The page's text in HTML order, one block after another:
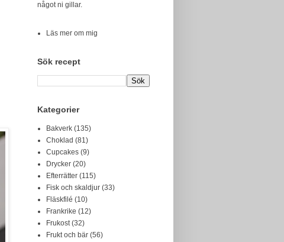
något ni gillar.
Läs mer om mig
Sök recept
Kategorier
Bakverk (135)
Choklad (81)
Cupcakes (9)
Drycker (20)
Efterrätter (115)
Fisk och skaldjur (33)
Fläskfilé (10)
Frankrike (12)
Frukost (32)
Frukt och bär (56)